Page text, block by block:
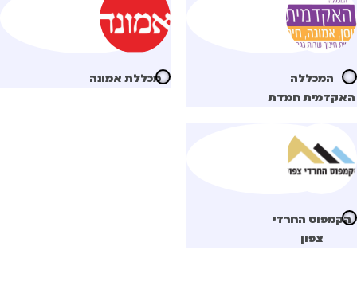
המכללה
חמדת
מכללת אמונה
החרדי
צפון